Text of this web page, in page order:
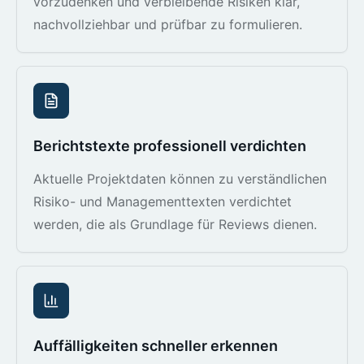
nachvollziehbar und prüfbar zu formulieren.
Berichtstexte professionell verdichten
Aktuelle Projektdaten können zu verständlichen
Risiko- und Managementtexten verdichtet
werden, die als Grundlage für Reviews dienen.
Auffälligkeiten schneller erkennen